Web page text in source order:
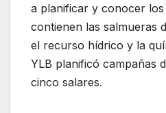
a planificar y conocer
contienen las salmueras
el recurso hídrico y la
YLB planificó campañas
cinco salares.